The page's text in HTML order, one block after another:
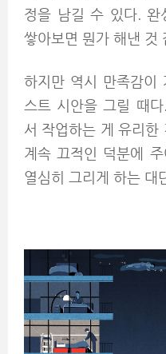
정을 남길 수 있다. 완
쌓아보면 뭔가 해낸 것
하지만 역시 만족감이
스트 시안을 그릴 때
서 작업하는 게 유리한
계속 끄적인 덕분에
열심히 그리게 하는 대